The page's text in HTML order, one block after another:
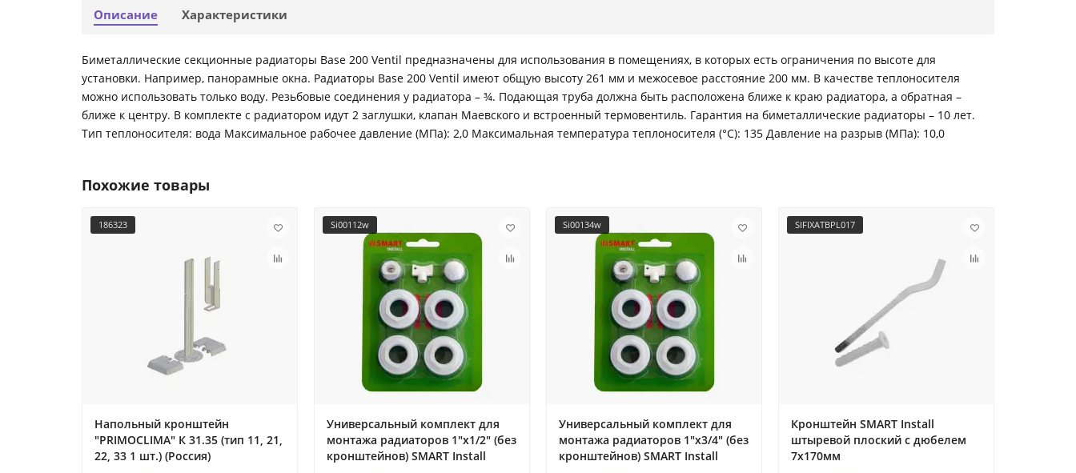
Описание Характеристики
Биметаллические секционные радиаторы Base 200 Ventil предназначены для использования в помещениях, в которых есть ограничения по высоте для
установки. Например, панорамные окна. Радиаторы Base 200 Ventil имеют общую высоту 261 мм и межосевое расстояние 200 мм. В качестве теплоносителя
можно использовать только воду. Резьбовые соединения у радиатора – ¾. Подающая труба должна быть расположена ближе к краю радиатора, а обратная –
ближе к центру. В комплекте с радиатором идут 2 заглушки, клапан Маевского и встроенный термовентиль. Гарантия на биметаллические радиаторы – 10 лет.
Тип теплоносителя: вода Максимальное рабочее давление (МПа): 2,0 Максимальная температура теплоносителя (°C): 135 Давление на разрыв (МПа): 10,0
Похожие товары
186323
Напольный кронштейн
"PRIMOCLIMA" К 31.35 (тип 11, 21,
22, 33 1 шт.) (Россия)
Si00112w
Универсальный комплект для
монтажа радиаторов 1"х1/2" (без
кронштейнов) SMART Install
Si00134w
Универсальный комплект для
монтажа радиаторов 1"х3/4" (без
кронштейнов) SMART Install
SIFIXATBPL017
Кронштейн SMART Install
штыревой плоский с дюбелем
7x170мм